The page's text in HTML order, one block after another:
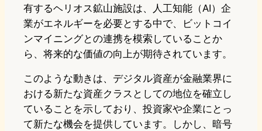
有するヘリオス鉱山施設は、人工知能（AI）企
業がエネルギーを必要とする中で、ビットコイ
ンマイニングとの連携を模索していることか
ら、将来的な価値の向上が期待されています。
このような動きは、デジタル資産が金融業界に
おける新たな資産クラスとしての地位を確立し
ていることを示しており、投資家や企業にとっ
て新たな機会を提供しています。しかし、暗号